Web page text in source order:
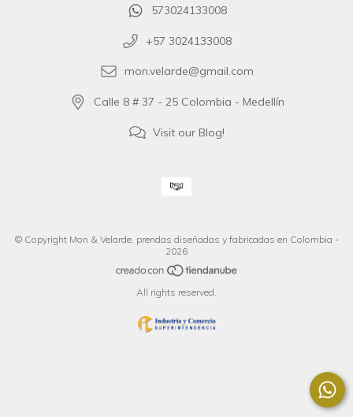
573024133008
+57 3024133008
mon.velarde@gmail.com
Calle 8 # 37 - 25 Colombia - Medellín
Visit our Blog!
© Copyright Mon & Velarde, prendas diseñadas y fabricadas en Colombia -
2026
All rights reserved.